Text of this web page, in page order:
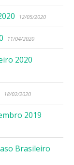
12/05/2020
11/04/2020
2020
18/02/2020
2019
Brasileiro